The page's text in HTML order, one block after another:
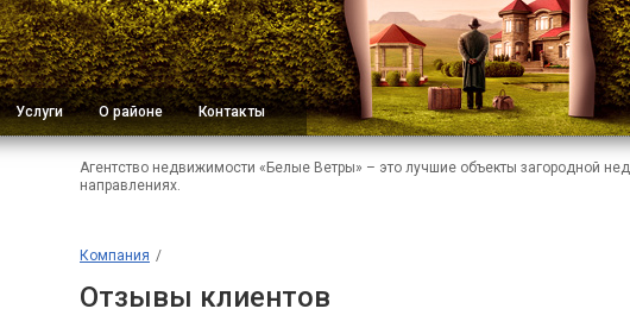
Услуги О районе Контакты
Агентство недвижимости «Белые Ветры» – это лучшие объекты загородной
направлениях.
Компания
Отзывы клиентов